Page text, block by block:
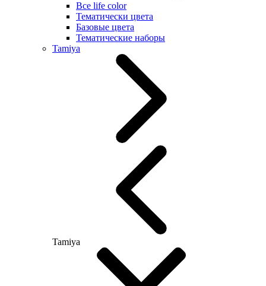
Все life color
Тематически цвета
Базовые цвета
Тематические наборы
Tamiya
Tamiya